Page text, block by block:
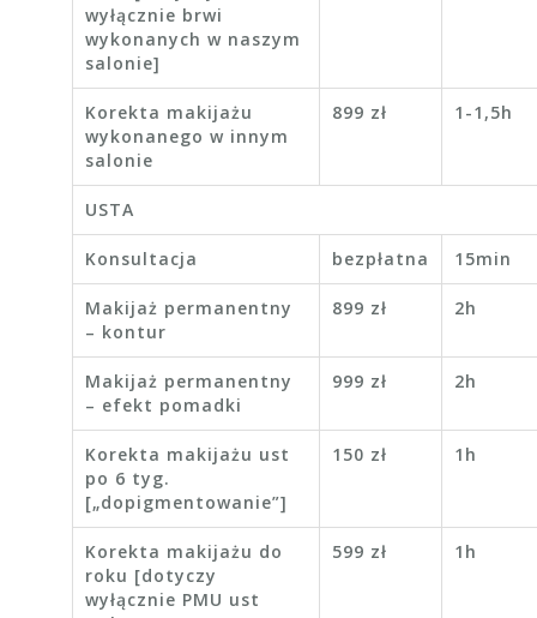
wyłącznie brwi
wykonanych w naszym
salonie]
Korekta makijażu
wykonanego w innym
salonie
899 zł 1-1,5h
USTA
Konsultacja bezpłatna 15min
Makijaż permanentny
– kontur
899 zł 2h
Makijaż permanentny
– efekt pomadki
999 zł 2h
Korekta makijażu ust
po 6 tyg.
[„dopigmentowanie”]
150 zł 1h
Korekta makijażu do
roku [dotyczy
wyłącznie PMU ust
599 zł 1h